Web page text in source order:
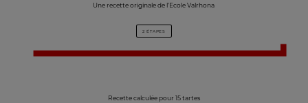
Une recette originale de l’Ecole Valrhona
2 ÉTAPES
Recette calculée pour 15 tartes